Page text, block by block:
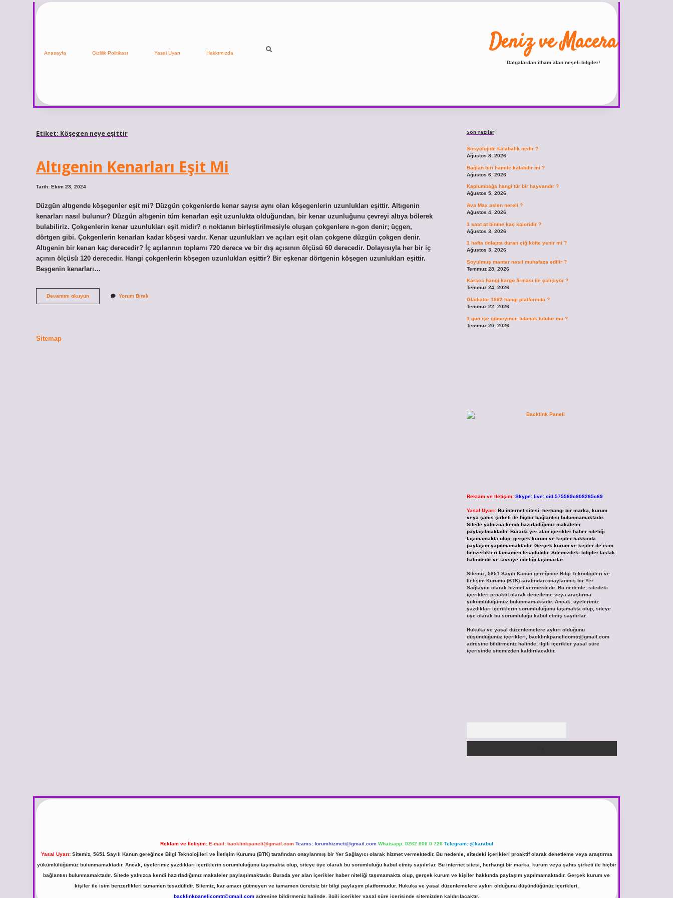
Anasayfa Gizlilik Politikası Yasal Uyarı Hakkımızda Deniz ve Macera
Dalgalardan ilham alan neşeli bilgiler!
Etiket: Köşegen neye eşittir
Altıgenin Kenarları Eşit Mi
Tarih: Ekim 23, 2024
Düzgün altıgende köşegenler eşit mi? Düzgün çokgenlerde kenar sayısı aynı olan köşegenlerin uzunlukları eşittir. Altıgenin
kenarları nasıl bulunur? Düzgün altıgenin tüm kenarları eşit uzunlukta olduğundan, bir kenar uzunluğunu çevreyi altıya bölerek
bulabiliriz. Çokgenlerin kenar uzunlukları eşit midir? n noktanın birleştirilmesiyle oluşan çokgenlere n-gon denir; üçgen,
dörtgen gibi. Çokgenlerin kenarları kadar köşesi vardır. Kenar uzunlukları ve açıları eşit olan çokgene düzgün çokgen denir.
Altıgenin bir kenarı kaç derecedir? İç açılarının toplamı 720 derece ve bir dış açısının ölçüsü 60 derecedir. Dolayısıyla her bir iç
açının ölçüsü 120 derecedir. Hangi çokgenlerin köşegen uzunlukları eşittir? Bir eşkenar dörtgenin köşegen uzunlukları eşittir.
Beşgenin kenarları…
Devamını okuyunAltıgenin
Kenarları
Yorum Bırak
Sitemap
Son Yazılar
Sosyolojide kalabalık nedir ?
Ağustos 8, 2026
Bağlan biri hamile kalabilir mi ?
Ağustos 6, 2026
Kaplumbağa hangi tür bir hayvandır ?
Ağustos 5, 2026
Ava Max aslen nereli ?
Ağustos 4, 2026
1 saat at binme kaç kaloridir ?
Ağustos 3, 2026
1 hafta dolapta duran çiğ köfte yenir mi ?
Ağustos 3, 2026
Soyulmuş mantar nasıl muhafaza edilir ?
Temmuz 28, 2026
Karaca hangi kargo firması ile çalışıyor ?
Temmuz 24, 2026
Gladiator 1992 hangi platformda ?
Temmuz 22, 2026
1 gün işe gitmeyince tutanak tutulur mu ?
Temmuz 20, 2026
Reklam ve İletişim: Skype: live:.cid.575569c608265c69
Yasal Uyarı: Bu internet sitesi, herhangi bir marka, kurum
veya şahıs şirketi ile hiçbir bağlantısı bulunmamaktadır.
Sitede yalnızca kendi hazırladığımız makaleler
paylaşılmaktadır. Burada yer alan içerikler haber niteliği
taşımamakta olup, gerçek kurum ve kişiler hakkında
paylaşım yapılmamaktadır. Gerçek kurum ve kişiler ile isim
benzerlikleri tamamen tesadüfidir. Sitemizdeki bilgiler taslak
halindedir ve tavsiye niteliği taşımazlar.
Sitemiz, 5651 Sayılı Kanun gereğince Bilgi Teknolojileri ve
İletişim Kurumu (BTK) tarafından onaylanmış bir Yer
Sağlayıcı olarak hizmet vermektedir. Bu nedenle, sitedeki
içerikleri proaktif olarak denetleme veya araştırma
yükümlülüğümüz bulunmamaktadır. Ancak, üyelerimiz
yazdıkları içeriklerin sorumluluğunu taşımakta olup, siteye
üye olarak bu sorumluluğu kabul etmiş sayılırlar.
Hukuka ve yasal düzenlemelere aykırı olduğunu
düşündüğünüz içerikleri, backlinkpanelicomtr@gmail.com
adresine bildirmeniz halinde, ilgili içerikler yasal süre
içerisinde sitemizden kaldırılacaktır.
ilbetvdcasino giriş sitesivdcasino güncel girişhttps://www.betexper.xyz/
Reklam ve İletişim: E-mail: backlinkpaneli@gmail.com Teams: forumhizmeti@gmail.com Whatsapp: 0262 606 0 726 Telegram: @karabul
Yasal Uyarı:Sitemiz, 5651 Sayılı Kanun gereğince Bilgi Teknolojileri ve İletişim Kurumu (BTK) tarafından onaylanmış bir Yer Sağlayıcı olarak hizmet vermektedir. Bu nedenle, sitedeki içerikleri proaktif olarak denetleme veya araştırma
yükümlülüğümüz bulunmamaktadır. Ancak, üyelerimiz yazdıkları içeriklerin sorumluluğunu taşımakta olup, siteye üye olarak bu sorumluluğu kabul etmiş sayılırlar. Bu internet sitesi, herhangi bir marka, kurum veya şahıs şirketi ile hiçbir
bağlantısı bulunmamaktadır. Sitede yalnızca kendi hazırladığımız makaleler paylaşılmaktadır. Burada yer alan içerikler haber niteliği taşımamakta olup, gerçek kurum ve kişiler hakkında paylaşım yapılmamaktadır. Gerçek kurum ve
kişiler ile isim benzerlikleri tamamen tesadüfidir. Sitemiz, kar amacı gütmeyen ve tamamen ücretsiz bir bilgi paylaşım platformudur. Hukuka ve yasal düzenlemelere aykırı olduğunu düşündüğünüz içerikleri,
backlinkpanelicomtr@gmail.com adresine bildirmeniz halinde, ilgili içerikler yasal süre içerisinde sitemizden kaldırılacaktır.